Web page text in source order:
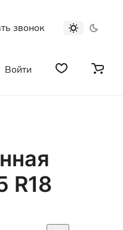
звонок
Войти
R18